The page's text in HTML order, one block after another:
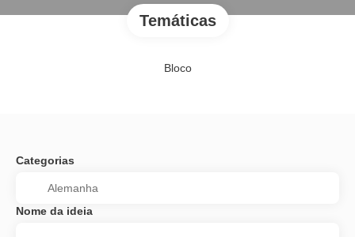
Temáticas
Bloco
Categorias
Nome da ideia